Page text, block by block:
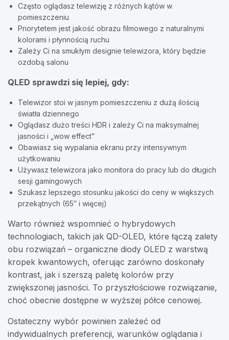
Często oglądasz telewizję z różnych kątów w
pomieszczeniu
Priorytetem jest jakość obrazu filmowego z naturalnymi
kolorami i płynnością ruchu
Zależy Ci na smukłym designie telewizora, który będzie
ozdobą salonu
QLED sprawdzi się lepiej, gdy:
Telewizor stoi w jasnym pomieszczeniu z dużą ilością
światła dziennego
Oglądasz dużo treści HDR i zależy Ci na maksymalnej
jasności i „wow effect”
Obawiasz się wypalania ekranu przy intensywnym
użytkowaniu
Używasz telewizora jako monitora do pracy lub do długich
sesji gamingowych
Szukasz lepszego stosunku jakości do ceny w większych
przekątnych (65″ i więcej)
Warto również wspomnieć o hybrydowych
technologiach, takich jak QD-OLED, które łączą zalety
obu rozwiązań – organiczne diody OLED z warstwą
kropek kwantowych, oferując zarówno doskonały
kontrast, jak i szerszą paletę kolorów przy
zwiększonej jasności. To przyszłościowe rozwiązanie,
choć obecnie dostępne w wyższej półce cenowej.
Ostateczny wybór powinien zależeć od
indywidualnych preferencji, warunków oglądania i